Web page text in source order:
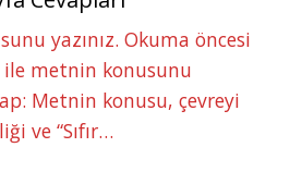
yazınız. Okuma öncesi
ile metnin konusunu
Metnin konusu, çevreyi
ve “Sıfır…